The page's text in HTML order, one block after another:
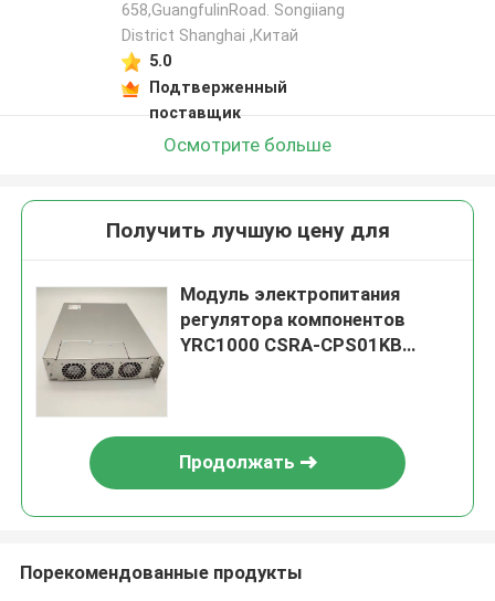
658,GuangfulinRoad. Songiiang
District Shanghai ,Китай
5.0
Подтверженный
поставщик
Осмотрите больше
Получить лучшую цену для
Модуль электропитания
регулятора компонентов
YRC1000 CSRA-CPS01KB
Продолжать
Порекомендованные продукты